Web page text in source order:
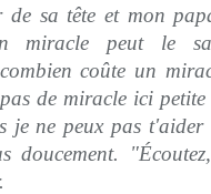
de sa tête et mon
miracle peut le
coûte un
de miracle ici
je ne peux pas
doucement.